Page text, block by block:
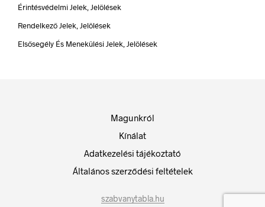
Érintésvédelmi Jelek, Jelölések
Rendelkező Jelek, Jelölések
Elsősegély És Menekülési Jelek, Jelölések
Magunkról
Kínálat
Adatkezelési tájékoztató
Általános szerződési feltételek
szabvanytabla.hu